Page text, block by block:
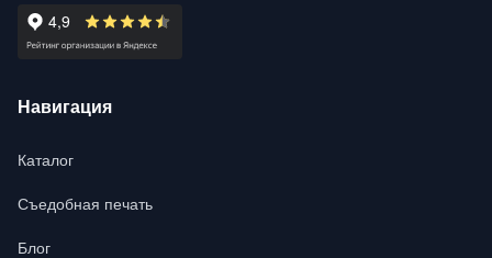
Навигация
Каталог
Съедобная печать
Блог